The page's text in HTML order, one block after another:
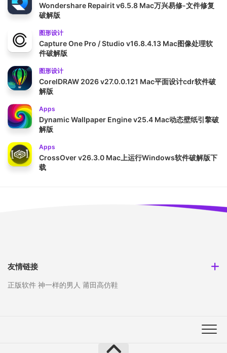
Wondershare Repairit v6.5.8 Mac万兴易修-文件修复
破解版
图形设计
Capture One Pro / Studio v16.8.4.13 Mac图像处理软
件破解版
图形设计
CorelDRAW 2026 v27.0.0.121 Mac平面设计cdr软件破
解版
Apps
Dynamic Wallpaper Engine v25.4 Mac动态壁纸引擎破
解版
Apps
CrossOver v26.3.0 Mac上运行Windows软件破解版下
载
友情链接
正版软件 神一样的男人 莆田高仿鞋